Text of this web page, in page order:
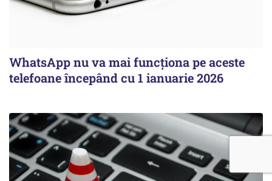
WhatsApp nu va mai funcționa pe aceste
telefoane începând cu 1 ianuarie 2026